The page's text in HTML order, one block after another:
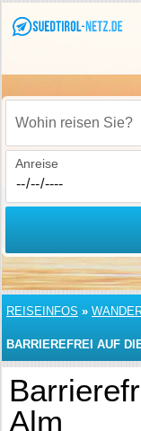
Wohin reisen Sie?
Anreise
REISEINFOS »
BARRIEREFREI AUF
Alm